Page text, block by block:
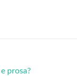
prosa?